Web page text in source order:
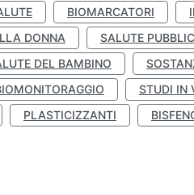
BIOMARCATORI
DONNA SALUTE
DEL BAMBINO
STUDI IN
PLASTICIZZANTI